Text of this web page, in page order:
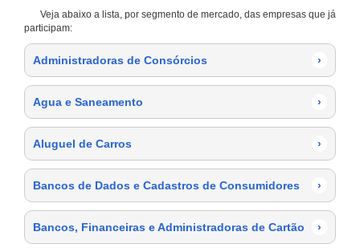
Veja abaixo a lista, por segmento de mercado, das empresas que já
participam:
Administradoras de Consórcios ›
Agua e Saneamento ›
Aluguel de Carros ›
Bancos de Dados e Cadastros de Consumidores ›
Bancos, Financeiras e Administradoras de Cartão ›